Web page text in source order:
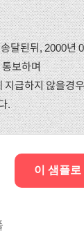
달된뒤, 2000년
보하며
지급하지 않을경
.
이 샘플로